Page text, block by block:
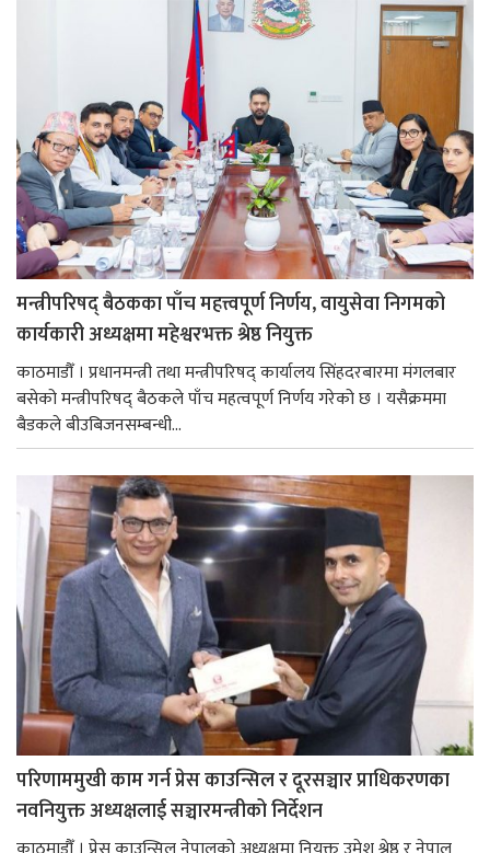
मन्त्रीपरिषद् बैठकका पाँच महत्त्वपूर्ण निर्णय, वायुसेवा निगमको
कार्यकारी अध्यक्षमा महेश्वरभक्त श्रेष्ठ नियुक्त
काठमाडौँ । प्रधानमन्त्री तथा मन्त्रीपरिषद् कार्यालय सिंहदरबारमा मंगलबार
बसेको मन्त्रीपरिषद् बैठकले पाँच महत्वपूर्ण निर्णय गरेको छ । यसैक्रममा
बैडकले बीउबिजनसम्बन्धी...
परिणाममुखी काम गर्न प्रेस काउन्सिल र दूरसञ्चार प्राधिकरणका
नवनियुक्त अध्यक्षलाई सञ्चारमन्त्रीको निर्देशन